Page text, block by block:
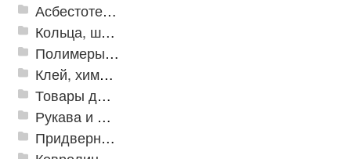
Асбестотехнические и теплоизоляционные материалы
Кольца, шайбы, манжеты
Полимеры и пластики
Клей, химия, сопутствующие товары
Товары для дома
Рукава и шланги промышленные
Придверные решетки